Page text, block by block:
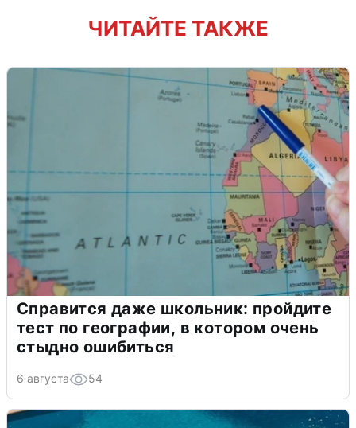
ЧИТАЙТЕ ТАКЖЕ
Справится даже школьник: пройдите
тест по географии, в котором очень
стыдно ошибиться
6 августа 54